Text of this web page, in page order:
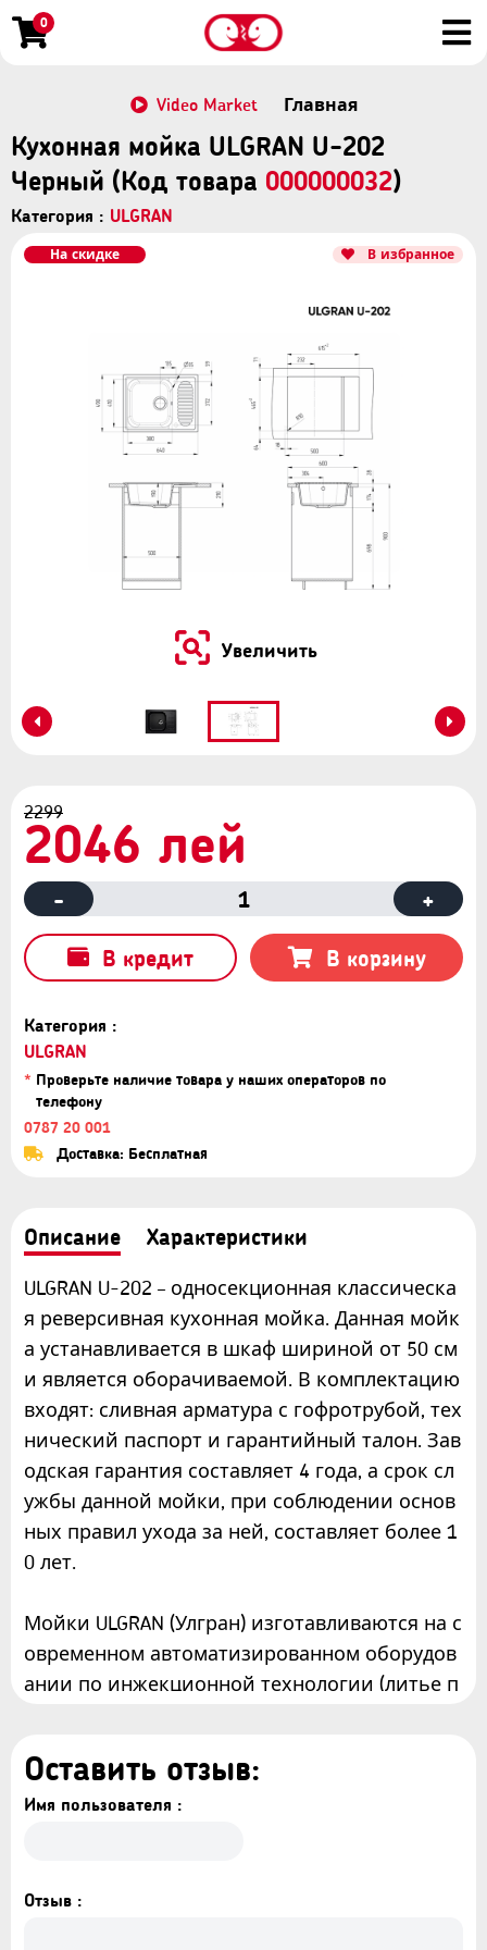
0
Video Market Главная
Кухонная мойка ULGRAN U-202
Черный (Код товара 000000032)
Категория : ULGRAN
На скидке В избранное
Увеличить
Категория :
ULGRAN
* Проверьте наличие товара у наших операторов по
телефону
0787 20 001
Доставка: Бесплатная
2299
2046 лей
- 1 +
В кредит В корзину
Описание Характеристики
ULGRAN U-202 – односекционная классическа
я реверсивная кухонная мойка. Данная мойк
а устанавливается в шкаф шириной от 50 см
и является оборачиваемой. В комплектацию
входят: сливная арматура с гофротрубой, тех
нический паспорт и гарантийный талон. Зав
одская гарантия составляет 4 года, а срок сл
ужбы данной мойки, при соблюдении основ
ных правил ухода за ней, составляет более 1
0 лет.
Мойки ULGRAN (Улгран) изготавливаются на с
овременном автоматизированном оборудов
ании по инжекционной технологии (литье п
ет высокий уровень качества и комфортност
и. Благодаря сочетанию полиэфирных смол
очнее натурального мрамора, абсолютно эк
Оставить отзыв:
Имя пользователя :
Отзыв :